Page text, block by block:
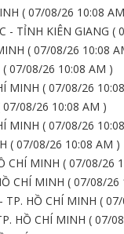
( 07/08/26 10:08
- TỈNH KIÊN GIANG (
( 07/08/26 10:08
07/08/26 10:08 AM )
MINH ( 07/08/26
07/08/26 10:08 AM )
MINH ( 07/08/26
( 07/08/26 10:08 AM )
CHÍ MINH ( 07/08/26
CHÍ MINH ( 07/08/26
HỒ CHÍ MINH (
HỒ CHÍ MINH ( 07/